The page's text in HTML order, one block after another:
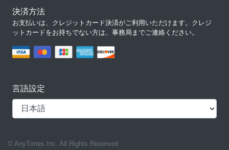
決済方法
お支払いは、クレジットカード決済がご利用いただけます。クレジ
ットカードをお持ちでない方は、事務局までご連絡ください。
言語設定
© AnyTimes Inc. All Rights Reserved